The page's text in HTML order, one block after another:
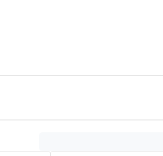
kinderartsen en voedingskundigen bij
gebruik aangewezen als dieetvoeding bij